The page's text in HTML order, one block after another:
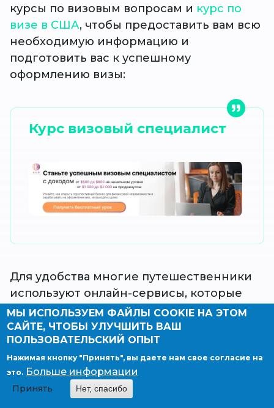
курсы по визовым вопросам и курс по
визе в США, чтобы предоставить вам всю
необходимую информацию и
подготовить вас к успешному
оформлению визы:
Курс визовый специалист
Для удобства многие путешественники
используют онлайн-сервисы, которые
позволяют самостоятельно подобрать
подходящий вариант.
Поиск авиабилетов
Бронирование отелей
Оформление туристической
страховки (российский сервис)
МЫ ИСПОЛЬЗУЕМ ФАЙЛЫ COOKIE НА ЭТОМ
САЙТЕ, ЧТОБЫ УЛУЧШИТЬ ВАШ
ПОЛЬЗОВАТЕЛЬСКИЙ ОПЫТ
Нажимая кнопку "Принять", вы даете нам свое согласие на
это. Больше информации
Принять Нет, спасибо